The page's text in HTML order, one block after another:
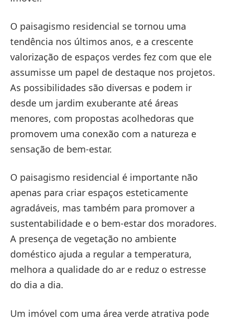
O paisagismo residencial se tornou uma
tendência nos últimos anos, e a crescente
valorização de espaços verdes fez com que ele
assumisse um papel de destaque nos projetos.
As possibilidades são diversas e podem ir
desde um jardim exuberante até áreas
menores, com propostas acolhedoras que
promovem uma conexão com a natureza e
sensação de bem-estar.
O paisagismo residencial é importante não
apenas para criar espaços esteticamente
agradáveis, mas também para promover a
sustentabilidade e o bem-estar dos moradores.
A presença de vegetação no ambiente
doméstico ajuda a regular a temperatura,
melhora a qualidade do ar e reduz o estresse
do dia a dia.
Um imóvel com uma área verde atrativa pode